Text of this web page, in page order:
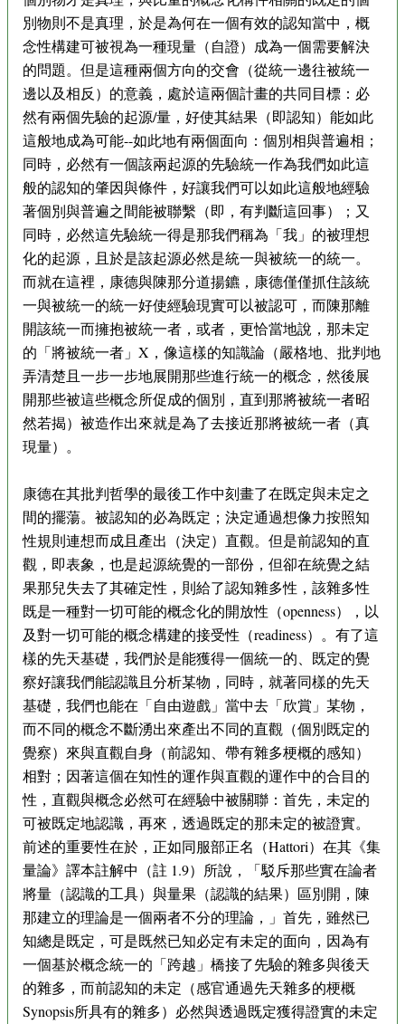
別物則不是真理，於是為何在一個有效的認知當中，概
念性構建可被視為一種現量（自證）成為一個需要解決
的問題。但是這種兩個方向的交會（從統一邊往被統一
邊以及相反）的意義，處於這兩個計畫的共同目標：必
然有兩個先驗的起源/量，好使其結果（即認知）能如此
這般地成為可能--如此地有兩個面向：個別相與普遍相；
同時，必然有一個該兩起源的先驗統一作為我們如此這
般的認知的肇因與條件，好讓我們可以如此這般地經驗
著個別與普遍之間能被聯繫（即，有判斷這回事）；又
同時，必然這先驗統一得是那我們稱為「我」的被理想
化的起源，且於是該起源必然是統一與被統一的統一。
而就在這裡，康德與陳那分道揚鑣，康德僅僅抓住該統
一與被統一的統一好使經驗現實可以被認可，而陳那離
開該統一而擁抱被統一者，或者，更恰當地說，那未定
的「將被統一者」X，像這樣的知識論（嚴格地、批判地
弄清楚且一步一步地展開那些進行統一的概念，然後展
開那些被這些概念所促成的個別，直到那將被統一者昭
然若揭）被造作出來就是為了去接近那將被統一者（真
現量）。
康德在其批判哲學的最後工作中刻畫了在既定與未定之
間的擺蕩。被認知的必為既定；決定通過想像力按照知
性規則連想而成且產出（決定）直觀。但是前認知的直
觀，即表象，也是起源統覺的一部份，但卻在統覺之結
果那兒失去了其確定性，則給了認知雜多性，該雜多性
既是一種對一切可能的概念化的開放性（openness），以
及對一切可能的概念構建的接受性（readiness）。有了這
樣的先天基礎，我們於是能獲得一個統一的、既定的覺
察好讓我們能認識且分析某物，同時，就著同樣的先天
基礎，我們也能在「自由遊戲」當中去「欣賞」某物，
而不同的概念不斷湧出來產出不同的直觀（個別既定的
覺察）來與直觀自身（前認知、帶有雜多梗概的感知）
相對；因著這個在知性的運作與直觀的運作中的合目的
性，直觀與概念必然可在經驗中被關聯：首先，未定的
可被既定地認識，再來，透過既定的那未定的被證實。
前述的重要性在於，正如同服部正名（Hattori）在其《集
量論》譯本註解中（註 1.9）所說，「駁斥那些實在論者
將量（認識的工具）與量果（認識的結果）區別開，陳
那建立的理論是一個兩者不分的理論，」首先，雖然已
知總是既定，可是既然已知必定有未定的面向，因為有
一個基於概念統一的「跨越」橋接了先驗的雜多與後天
的雜多，而前認知的未定（感官通過先天雜多的梗概
Synopsis所具有的雜多）必然與透過既定獲得證實的未定